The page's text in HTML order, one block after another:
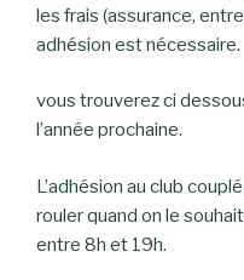
les frais (assurance,
adhésion est nécessaire.
vous trouverez ci
l’année prochaine.
L’adhésion au club
rouler quand on le
entre 8h et 19h.